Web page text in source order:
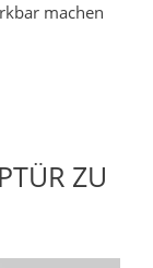
machen
ZU